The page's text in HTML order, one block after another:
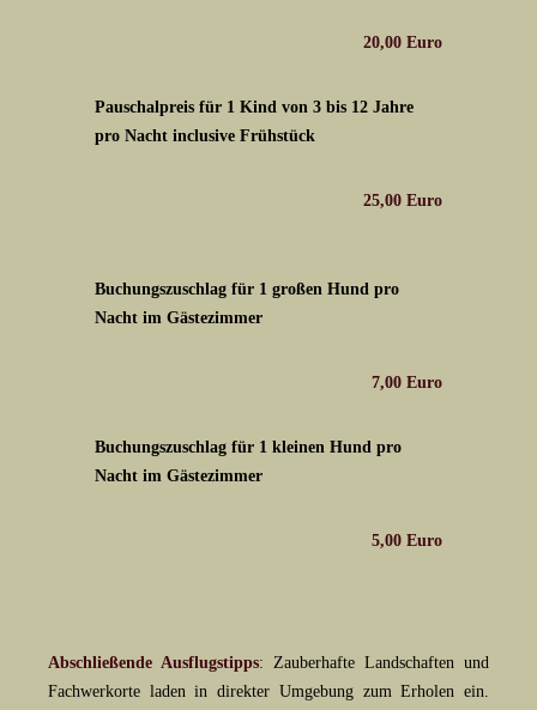
20,00 Euro
Pauschalpreis für 1 Kind von 3 bis 12 Jahre
pro Nacht inclusive Frühstück
25,00 Euro
Buchungszuschlag für 1 großen Hund pro
Nacht im Gästezimmer
7,00 Euro
Buchungszuschlag für 1 kleinen Hund pro
Nacht im Gästezimmer
5,00 Euro
Abschließende Ausflugstipps: Zauberhafte Landschaften und
Fachwerkorte laden in direkter Umgebung zum Erholen ein.